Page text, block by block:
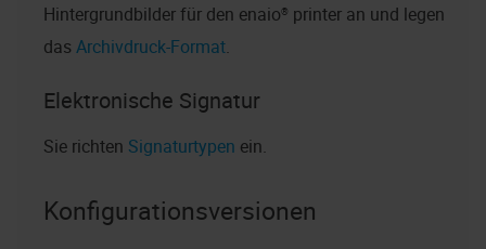
Hintergrundbilder für den enaio® printer an und legen
das Archivdruck-Format.
Elektronische Signatur
Sie richten Signaturtypen ein.
Konfigurationsversionen